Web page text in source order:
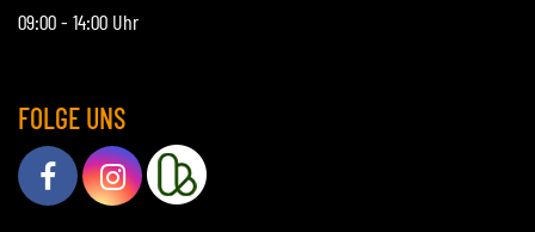
09:00 - 14:00 Uhr
FOLGE UNS